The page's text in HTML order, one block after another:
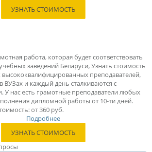
УЗНАТЬ СТОИМОСТЬ
работа, которая будет соответствовать
заведений Беларуси, Узнать стоимость
преподавателей,
ВУЗах и каждый день сталкиваются с
нас есть грамотные преподаватели любых
дипломной работы от 10-ти дней.
от 360 руб.
Подробнее
УЗНАТЬ СТОИМОСТЬ